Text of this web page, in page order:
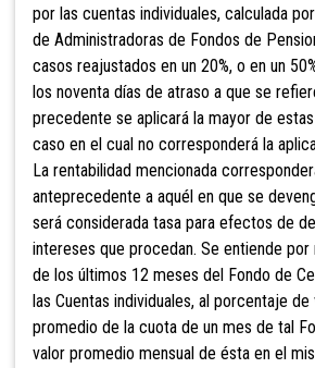
por las cuentas individuales, calculada
de Administradoras de Fondos de
casos reajustados en un 20%, o en un
los noventa días de atraso a que se
precedente se aplicará la mayor de
caso en el cual no corresponderá la
La rentabilidad mencionada
anteprecedente a aquél en que se
será considerada tasa para efectos de
intereses que procedan. Se entiende por
de los últimos 12 meses del Fondo de
las Cuentas individuales, al porcentaje
promedio de la cuota de un mes de tal
valor promedio mensual de ésta en el